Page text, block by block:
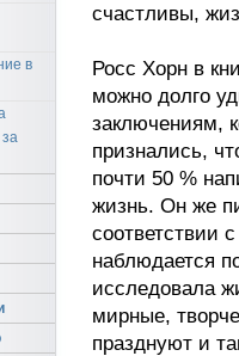
в
счастливы,
Росс Хорн в
можно долго
заключениям,
признались,
почти 50 %
жизнь. Он же
соответствии
наблюдается
исследовала
мирные,
празднуют и